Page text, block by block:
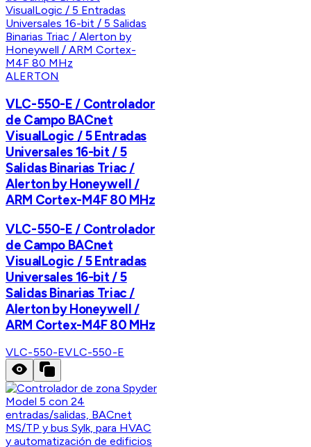
ALERTON
VLC-550-E / Controlador
de Campo BACnet
VisualLogic / 5 Entradas
Universales 16-bit / 5
Salidas Binarias Triac /
Alerton by Honeywell /
ARM Cortex-M4F 80 MHz
VLC-550-E / Controlador
de Campo BACnet
VisualLogic / 5 Entradas
Universales 16-bit / 5
Salidas Binarias Triac /
Alerton by Honeywell /
ARM Cortex-M4F 80 MHz
VLC-550-EVLC-550-E